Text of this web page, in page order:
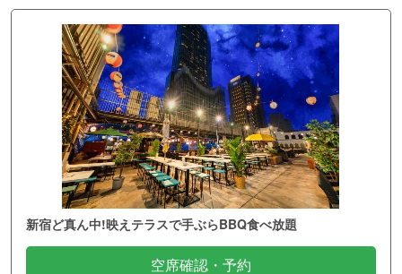
新宿ど真ん中!映えテラスで手ぶらBBQ食べ放題
空席確認・予約